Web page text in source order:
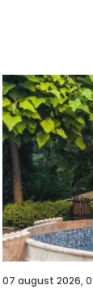
07 august 2026,